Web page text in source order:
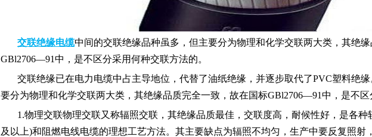
交联绝缘电缆中间的交联绝缘品种虽多，但主要分为物理和化学交联两大类，其绝
GBl2706—91中，是不区分采用何种交联方法的。
交联绝缘已在电力电缆中占主导地位，代替了油纸绝缘，并逐步取代了PVC塑料绝
要分为物理和化学交联两大类，其绝缘品质完全一致，故在国标GBl2706—91中，是不区
1.物理交联物理交联又称辐照交联，其绝缘品质最佳，交联度高，耐候性好，是各种
及以上)和阻燃电线电缆的理想工艺方法。其主要缺点为辐照不均匀，生产中要反复照射